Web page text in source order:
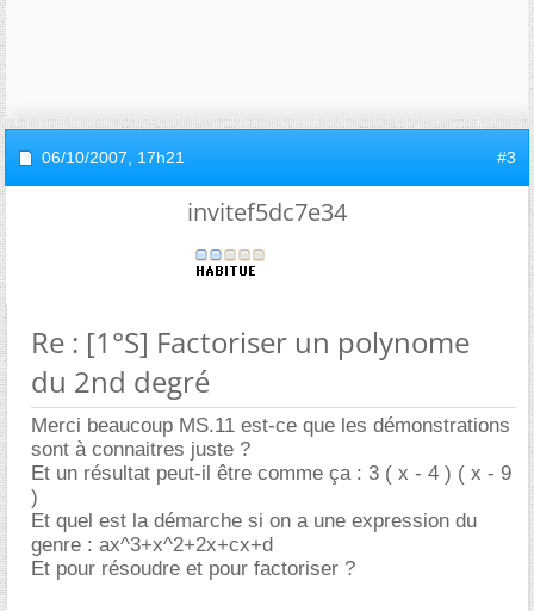
06/10/2007, 17h21 #3
invitef5dc7e34
Re : [1°S] Factoriser un polynome
du 2nd degré
Merci beaucoup MS.11 est-ce que les démonstrations
sont à connaitres juste ?
Et un résultat peut-il être comme ça : 3 ( x - 4 ) ( x - 9
)
Et quel est la démarche si on a une expression du
genre : ax^3+x^2+2x+cx+d
Et pour résoudre et pour factoriser ?